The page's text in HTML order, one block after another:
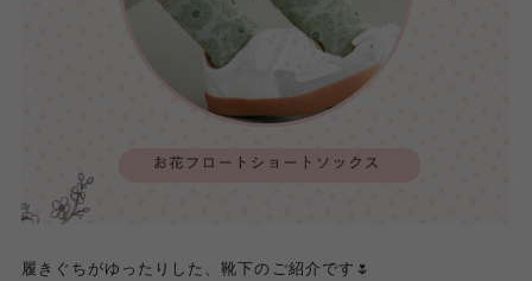
履きぐちがゆったりした、靴下のご紹介です🌷